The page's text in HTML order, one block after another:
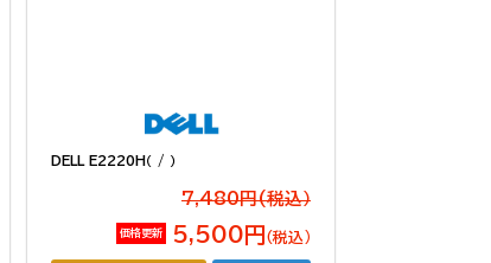
DELL E2220H（ / ）
7,480円(税込）
価格更新 5,500円 （税込）